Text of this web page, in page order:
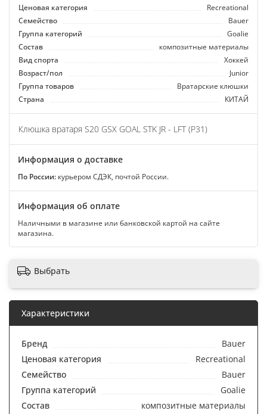
Ценовая категория
Recreational
Семейство
Bauer
Группа категорий
Goalie
Состав
композитные материалы
Вид спорта
Хоккей
Возраст/пол
Junior
Группа товаров
Вратарские клюшки
Страна
КИТАЙ
Клюшка вратаря S20 GSX GOAL STK JR - LFT (P31)
Информация о доставке
По России: курьером СДЭК, почтой России.
Информация об оплате
Наличными в магазине или банковской картой на сайте
магазина.
Выбрать
Характеристики
Бренд
Bauer
Ценовая категория
Recreational
Семейство
Bauer
Группа категорий
Goalie
Состав
композитные материалы